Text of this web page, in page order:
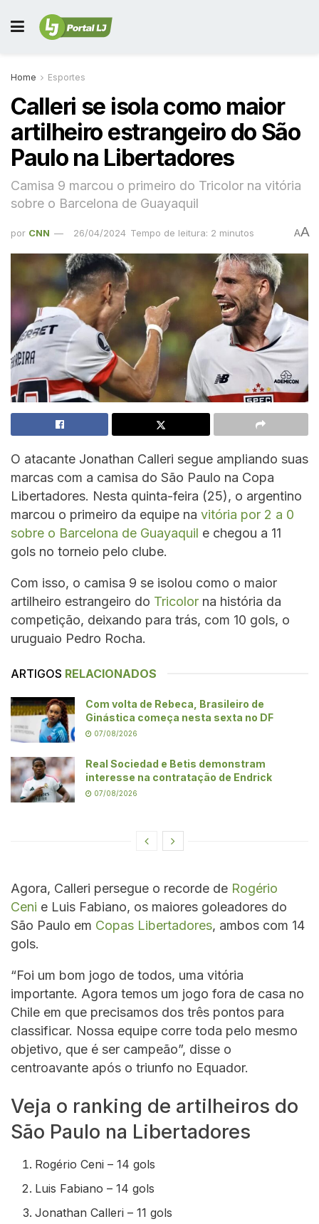
Home Esportes
Calleri se isola como maior
artilheiro estrangeiro do São
Paulo na Libertadores
Camisa 9 marcou o primeiro do Tricolor na vitória
sobre o Barcelona de Guayaquil
por CNN 26/04/2024 Tempo de leitura: 2 minutos AA
O atacante Jonathan Calleri segue ampliando suas
marcas com a camisa do São Paulo na Copa
Libertadores. Nesta quinta-feira (25), o argentino
marcou o primeiro da equipe na vitória por 2 a 0
sobre o Barcelona de Guayaquil e chegou a 11
gols no torneio pelo clube.
Com isso, o camisa 9 se isolou como o maior
artilheiro estrangeiro do Tricolor na história da
competição, deixando para trás, com 10 gols, o
uruguaio Pedro Rocha.
ARTIGOS RELACIONADOS
Com volta de Rebeca, Brasileiro de
Ginástica começa nesta sexta no DF
07/08/2026
Real Sociedad e Betis demonstram
interesse na contratação de Endrick
07/08/2026
Agora, Calleri persegue o recorde de Rogério
Ceni e Luis Fabiano, os maiores goleadores do
São Paulo em Copas Libertadores, ambos com 14
gols.
“Foi um bom jogo de todos, uma vitória
importante. Agora temos um jogo fora de casa no
Chile em que precisamos dos três pontos para
classificar. Nossa equipe corre toda pelo mesmo
objetivo, que é ser campeão”, disse o
centroavante após o triunfo no Equador.
Veja o ranking de artilheiros do
São Paulo na Libertadores
Rogério Ceni – 14 gols
Luis Fabiano – 14 gols
Jonathan Calleri – 11 gols